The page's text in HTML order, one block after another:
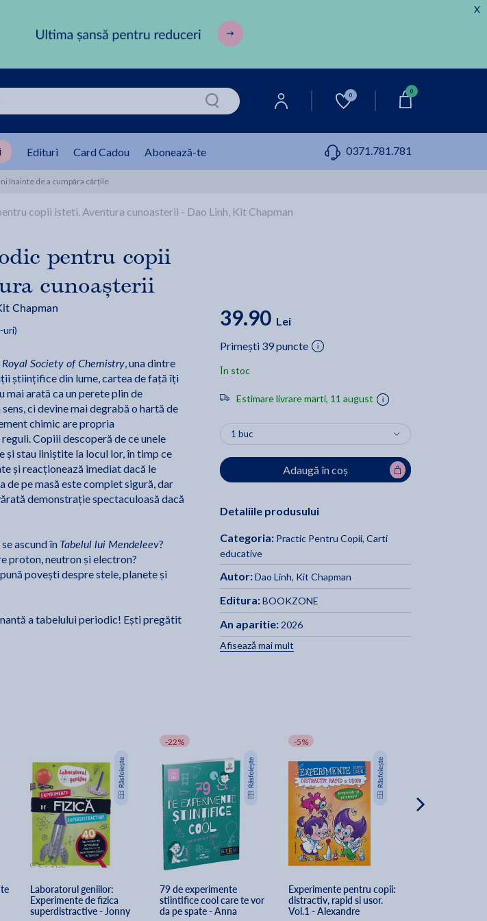
X
0
0
Edituri Card Cadou Abonează-te 0371.781.781
înainte de a cumpăra cărțile
copii isteti. Aventura cunoasterii - Dao Linh, Kit Chapman
pentru copii
cunoașterii
Chapman
uri)
Royal Society of Chemistry, una dintre
științifice din lume, cartea de față îți
mai arată ca un perete plin de
ci devine mai degrabă o hartă de
chimic are propria
Copiii descoperă de ce unele
și stau liniștite la locul lor, în timp ce
și reacționează imediat dacă le
de pe masă este complet sigură, dar
demonstrație spectaculoasă dacă
ascund în Tabelul lui Mendeleev?
proton, neutron și electron?
povești despre stele, planete și
a tabelului periodic! Ești pregătit
respectate instituții științifice din
fără definiții rigide, ci prin
și stimulează curiozitatea.
niciodată mai simplu! Cât despre
acestea sunt mult mai ușor de învățat
ca pe niște prieteni din viața lor. Unele
prieteni liniștiți, altele sunt
toate sunt extrem de amuzante.
dorința de a explora, de a pune
cu alți ochi. Este un ghid care nu ar
39.90 Lei
Primești 39 puncte
În stoc
Estimare livrare marti, 11 august
Adaugă în coș
Detaliile produsului
Categoria: Practic Pentru Copii, Carti
educative
Autor:Dao Linh, Kit Chapman
Editura:BOOKZONE
An aparitie:2026
Afisează mai mult
Laboratorul geniilor:
Experimente de fizica
superdistractive - Jonny
-22%
79 de experimente
stiintifice cool care te vor
da pe spate - Anna
-5%
Experimente pentru copii:
distractiv, rapid si usor.
Vol.1 - Alexandre